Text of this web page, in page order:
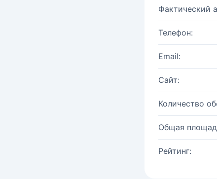
Фактический
Телефон:
Email:
Сайт:
Количество
Общая
Рейтинг: